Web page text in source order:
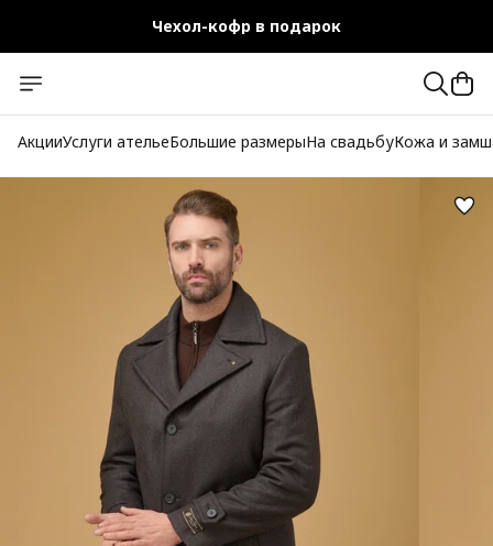
Чехол-кофр в подарок
Бесплатная доставка при заказе от 10 000 руб.
АкцииУслуги ательеБольшие размерыНа свадьбуКожа и